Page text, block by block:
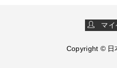
マイ
Copyright © 日